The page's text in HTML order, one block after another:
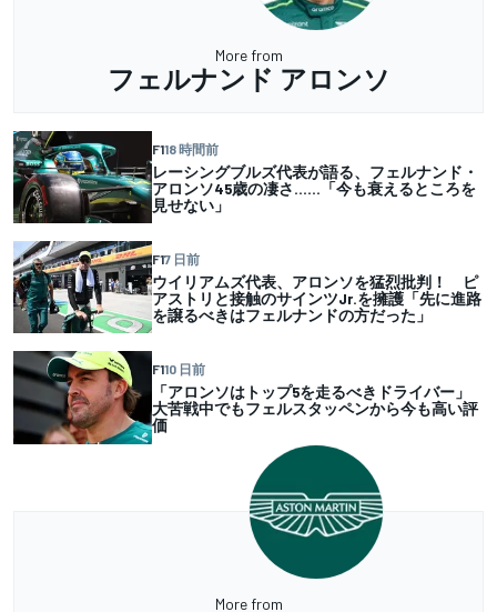
More from
フェルナンド アロンソ
F118 時間前
レーシングブルズ代表が語る、フェルナンド・
アロンソ45歳の凄さ……「今も衰えるところを
見せない」
F17 日前
ウイリアムズ代表、アロンソを猛烈批判！ ピ
アストリと接触のサインツJr.を擁護「先に進路
を譲るべきはフェルナンドの方だった」
F110 日前
「アロンソはトップ5を走るべきドライバー」
大苦戦中でもフェルスタッペンから今も高い評
価
More from